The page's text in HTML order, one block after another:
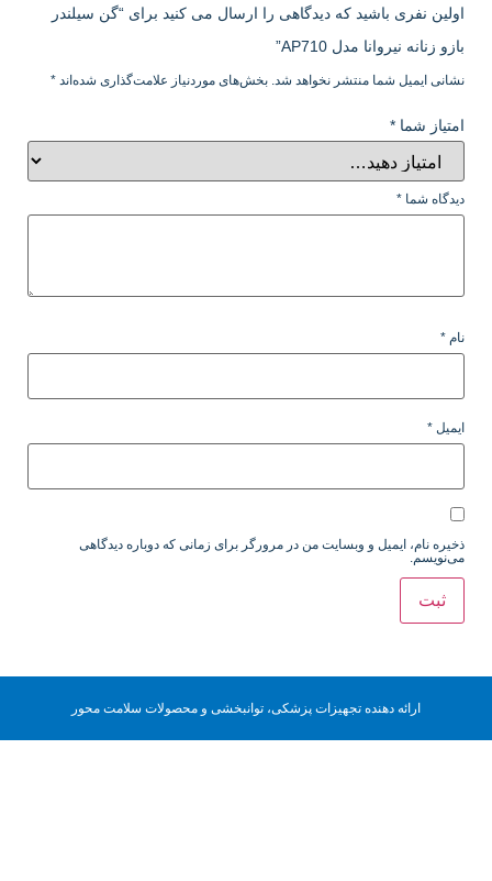
اولین نفری باشید که دیدگاهی را ارسال می کنید برای “گن سیلندر
بازو زنانه نیروانا مدل AP710”
نشانی ایمیل شما منتشر نخواهد شد. بخش‌های موردنیاز علامت‌گذاری شده‌اند *
امتیاز شما *
دیدگاه شما *
نام *
ایمیل *
ذخیره نام، ایمیل و وبسایت من در مرورگر برای زمانی که دوباره دیدگاهی
می‌نویسم.
ارائه دهنده تجهیزات پزشکی، توانبخشی و محصولات سلامت محور